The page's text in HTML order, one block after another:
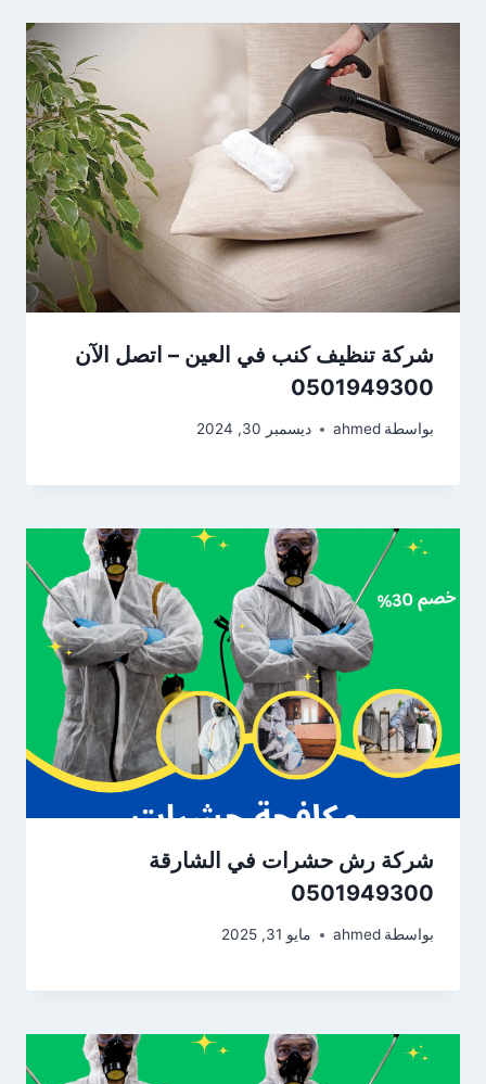
شركة تنظيف كنب في العين – اتصل الآن
0501949300
بواسطة ahmed ديسمبر 30, 2024
شركة رش حشرات في الشارقة
0501949300
بواسطة ahmed مايو 31, 2025